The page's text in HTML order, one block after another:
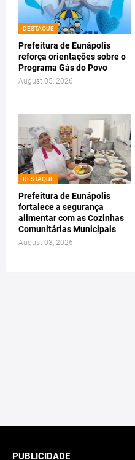
DESTAQUE
Prefeitura de Eunápolis
reforça orientações sobre o
Programa Gás do Povo
August 05, 2026
DESTAQUE
Prefeitura de Eunápolis
fortalece a segurança
alimentar com as Cozinhas
Comunitárias Municipais
August 03, 2026
PUBLICIDADE